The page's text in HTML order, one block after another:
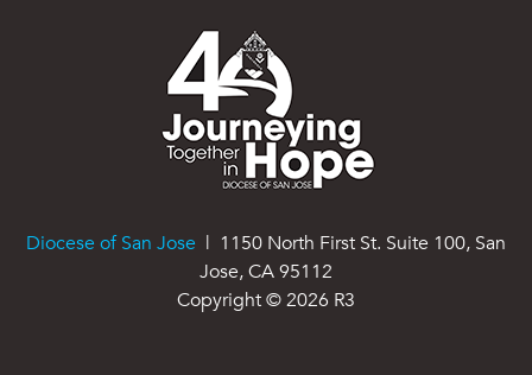
Diocese of San Jose | 1150 North First St. Suite 100, San
Jose, CA 95112
Copyright ©2026 R3